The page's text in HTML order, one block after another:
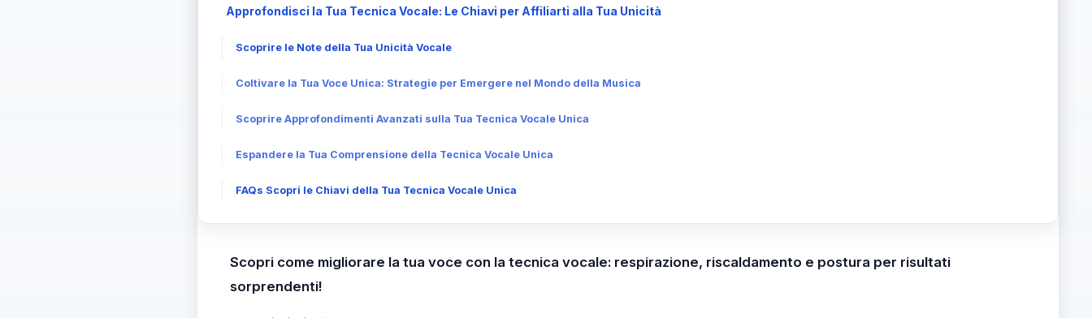
Approfondisci la Tua Tecnica Vocale: Le Chiavi per Affiliarti alla Tua Unicità
Scoprire le Note della Tua Unicità Vocale
Coltivare la Tua Voce Unica: Strategie per Emergere nel Mondo della Musica
Scoprire Approfondimenti Avanzati sulla Tua Tecnica Vocale Unica
Espandere la Tua Comprensione della Tecnica Vocale Unica
FAQs Scopri le Chiavi della Tua Tecnica Vocale Unica
Scopri come migliorare la tua voce con la tecnica vocale: respirazione, riscaldamento e postura per risultati
sorprendenti!